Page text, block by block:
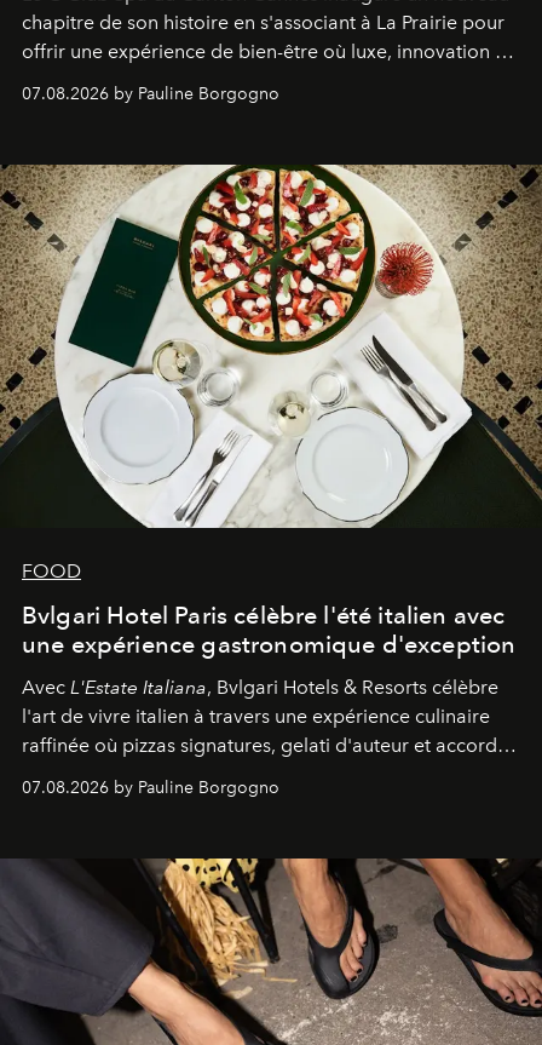
chapitre de son histoire en s'associant à La Prairie pour
offrir une expérience de bien-être où luxe, innovation et
07.08.2026 by Pauline Borgogno
FOOD
Bvlgari Hotel Paris célèbre l'été italien avec
une expérience gastronomique d'exception
Avec L'Estate Italiana, Bvlgari Hotels & Resorts célèbre
l'art de vivre italien à travers une expérience culinaire
raffinée où pizzas signatures, gelati d'auteur et accords
07.08.2026 by Pauline Borgogno